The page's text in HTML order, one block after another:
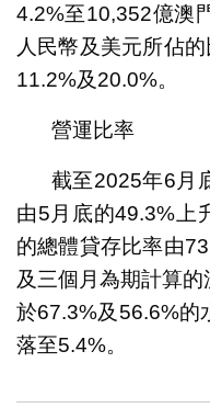
4.2%至10,352億澳
人民幣及美元所佔
11.2%及20.0%。
營運比率
截至2025年6月
由5月底的49.3%上
的總體貸存比率由
及三個月為期計算
於67.3%及56.6%的
落至5.4%。